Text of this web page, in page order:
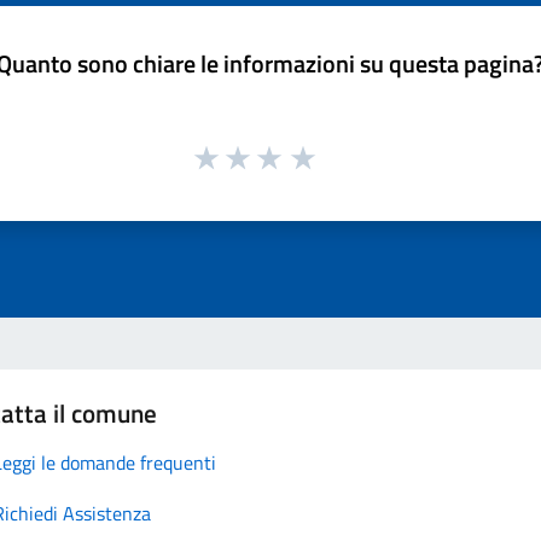
sono chiare le informazioni su questa
il comune
le domande frequenti
Assistenza